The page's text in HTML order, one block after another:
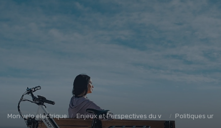
Mon velo electrique Enjeux et Perspectives du vélo éléctrique Politiques